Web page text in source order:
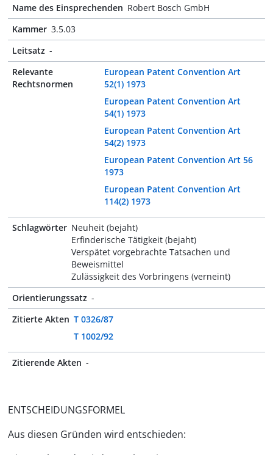
Name des Einsprechenden Robert Bosch GmbH
Kammer 3.5.03
Leitsatz -
Relevante
Rechtsnormen
European Patent Convention Art
52(1) 1973
European Patent Convention Art
54(1) 1973
European Patent Convention Art
54(2) 1973
European Patent Convention Art 56
1973
European Patent Convention Art
114(2) 1973
Schlagwörter Neuheit (bejaht)
Erfinderische Tätigkeit (bejaht)
Verspätet vorgebrachte Tatsachen und
Beweismittel
Zulässigkeit des Vorbringens (verneint)
Orientierungssatz -
Zitierte Akten T 0326/87
T 1002/92
Zitierende Akten -
ENTSCHEIDUNGSFORMEL
Aus diesen Gründen wird entschieden: